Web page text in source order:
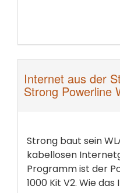
Internet aus der
Strong Powerline
Strong baut sein
kabellosen
Programm ist der
1000 Kit V2. Wie